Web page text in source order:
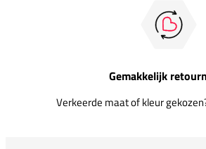
Gemakkelijk
Verkeerde maat of kleur